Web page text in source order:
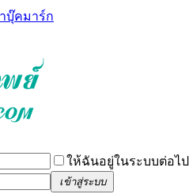
บุ๊คมาร์ก
ให้ฉันอยู่ในระบบต่อไป
เข้าสู่ระบบ